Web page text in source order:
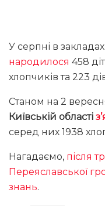
У серпні в
народилося 458
хлопчиків та 223
Станом на 2
Київській області
серед них 1938
Нагадаємо, після
Переяславської
знань.